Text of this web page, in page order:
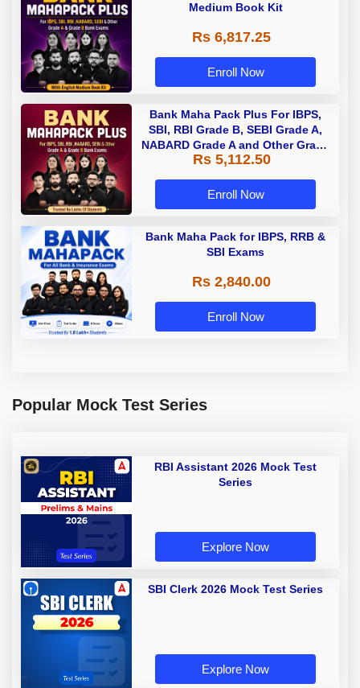
Medium Book Kit
Rs 6,817.25
Enroll Now
Bank Maha Pack Plus For IBPS,
SBI, RBI Grade B, SEBI Grade A,
NABARD Grade A and Other Grade
A & Grade B Bank Exams
Rs 5,112.50
Enroll Now
Bank Maha Pack for IBPS, RRB &
SBI Exams
Rs 2,840.00
Enroll Now
Popular Mock Test Series
RBI Assistant 2026 Mock Test
Series
Explore Now
SBI Clerk 2026 Mock Test Series
Explore Now